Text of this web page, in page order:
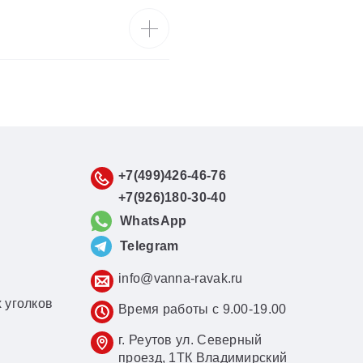
+7(499)426-46-76
+7(926)180-30-40
WhatsApp
Telegram
info@vanna-ravak.ru
Время работы с 9.00-19.00
г. Реутов ул. Северный
проезд, 1ТК Владимирский